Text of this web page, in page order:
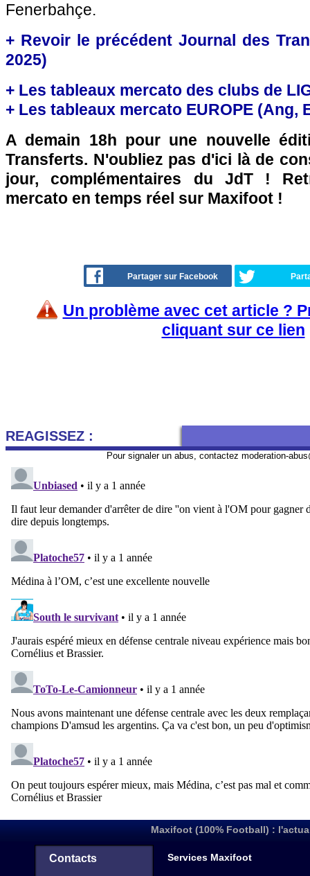
Fenerbahçe.
+ Revoir le précédent Journal des
2025)
+ Les tableaux mercato des clubs de
+ Les tableaux mercato EUROPE (Ang,
A demain 18h pour une nouvelle
Transferts. N'oubliez pas d'ici là de
jour, complémentaires du JdT !
mercato en temps réel sur Maxifoot !
Partager sur Facebook
Un problème avec cet article ?
cliquant sur ce lien
REAGISSEZ :
Pour signaler un abus, contactez moderation-
Maxifoot (100% Football) :
Contacts Services Maxifoot